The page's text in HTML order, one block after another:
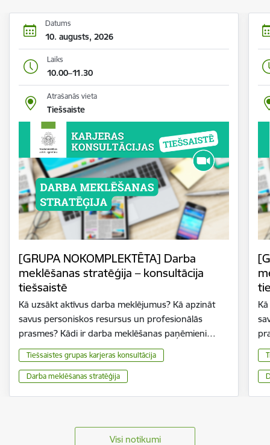
Datums
10. augusts, 2026
Laiks
10.00–11.30
Atrašanās vieta
Tiešsaiste
[GRUPA NOKOMPLEKTĒTA] Darba
meklēšanas stratēģija – konsultācija
tiešsaistē
Kā uzsākt aktīvus darba meklējumus? Kā apzināt
savus personiskos resursus un profesionālās
prasmes? Kādi ir darba meklēšanas paņēmieni…
Tiešsaistes grupas karjeras konsultācija
Darba meklēšanas stratēģija
Visi notikumi